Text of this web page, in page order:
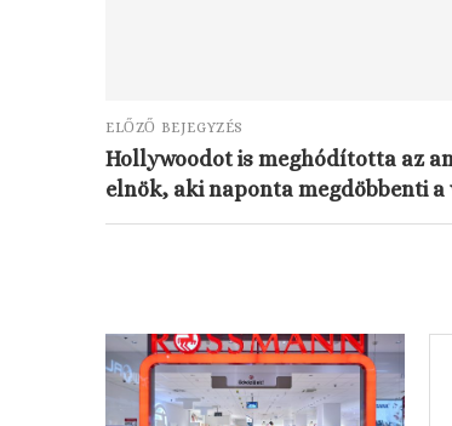
ELŐZŐ BEJEGYZÉS
Hollywoodot is meghódította az
elnök, aki naponta megdöbbenti a